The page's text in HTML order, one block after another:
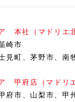
本社（マドリエ北
崎市
見町 茅野市 南
甲府店（マドリ
府市 山梨市 甲